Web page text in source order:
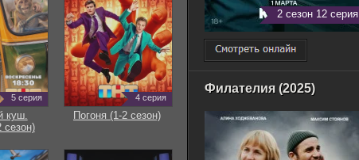
2 сезон 12 серия
Филателия (2025)
5 серия
куш.
сезон)
4 серия
Погоня (1-2 сезон)